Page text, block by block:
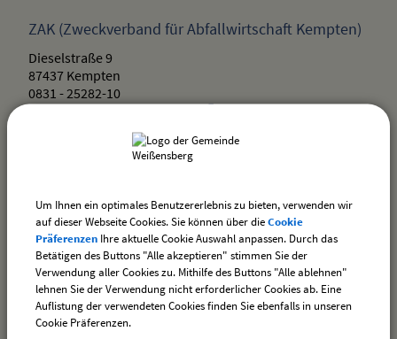
ZAK (Zweckverband für Abfallwirtschaft Kempten)
Dieselstraße 9
87437 Kempten
0831 - 25282-10
In den Osterwiesen 6
88138 Sigmarszell
druckennach oben
Um Ihnen ein optimales Benutzererlebnis zu bieten, verwenden wir
auf dieser Webseite Cookies. Sie können über dieCookie
Präferenzen Ihre aktuelle Cookie Auswahl anpassen. Durch das
Betätigen des Buttons "Alle akzeptieren" stimmen Sie der
Verwendung aller Cookies zu. Mithilfe des Buttons "Alle ablehnen"
lehnen Sie der Verwendung nicht erforderlicher Cookies ab. Eine
Auflistung der verwendeten Cookies finden Sie ebenfalls in unseren
Cookie Präferenzen.